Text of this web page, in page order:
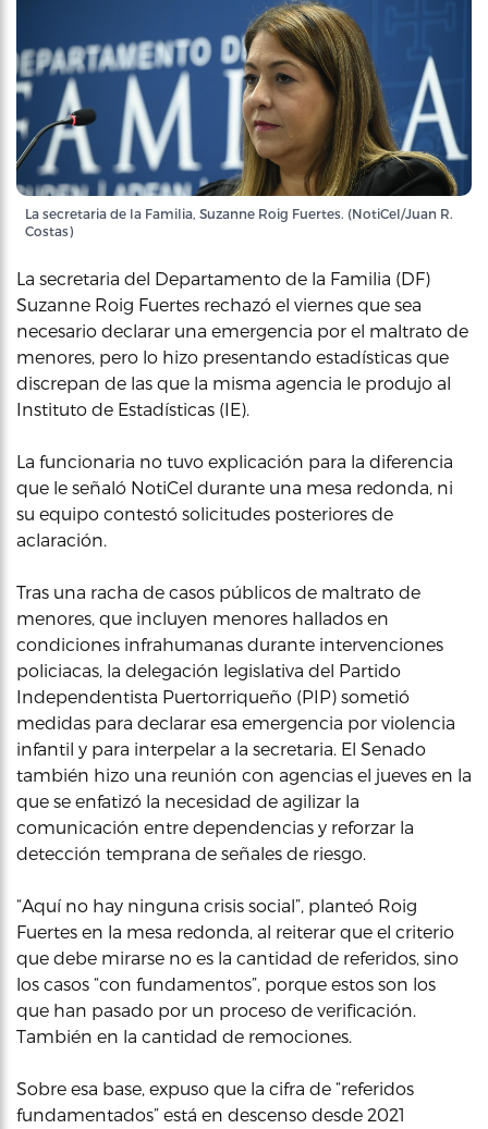
La secretaria de la Familia, Suzanne Roig Fuertes. (NotiCel/Juan R.
Costas)
La secretaria del Departamento de la Familia (DF)
Suzanne Roig Fuertes rechazó el viernes que sea
necesario declarar una emergencia por el maltrato de
menores, pero lo hizo presentando estadísticas que
discrepan de las que la misma agencia le produjo al
Instituto de Estadísticas (IE).
La funcionaria no tuvo explicación para la diferencia
que le señaló NotiCel durante una mesa redonda, ni
su equipo contestó solicitudes posteriores de
aclaración.
Tras una racha de casos públicos de maltrato de
menores, que incluyen menores hallados en
condiciones infrahumanas durante intervenciones
policiacas, la delegación legislativa del Partido
Independentista Puertorriqueño (PIP) sometió
medidas para declarar esa emergencia por violencia
infantil y para interpelar a la secretaria. El Senado
también hizo una reunión con agencias el jueves en la
que se enfatizó la necesidad de agilizar la
comunicación entre dependencias y reforzar la
detección temprana de señales de riesgo.
“Aquí no hay ninguna crisis social”, planteó Roig
Fuertes en la mesa redonda, al reiterar que el criterio
que debe mirarse no es la cantidad de referidos, sino
los casos “con fundamentos”, porque estos son los
que han pasado por un proceso de verificación.
También en la cantidad de remociones.
Sobre esa base, expuso que la cifra de “referidos
fundamentados” está en descenso desde 2021